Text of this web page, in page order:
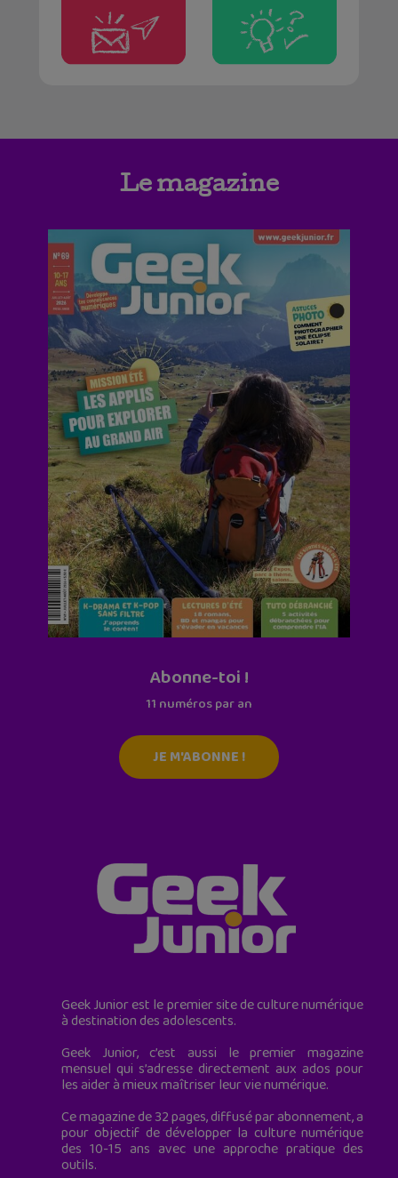
Le magazine
Abonne-toi !
11 numéros par an
JE M'ABONNE !
Geek Junior est le premier site de culture numérique
à destination des adolescents.
Geek Junior, c’est aussi le premier magazine
mensuel qui s’adresse directement aux ados pour
les aider à mieux maîtriser leur vie numérique.
Ce magazine de 32 pages, diffusé par abonnement, a
pour objectif de développer la culture numérique
des 10-15 ans avec une approche pratique des
outils.